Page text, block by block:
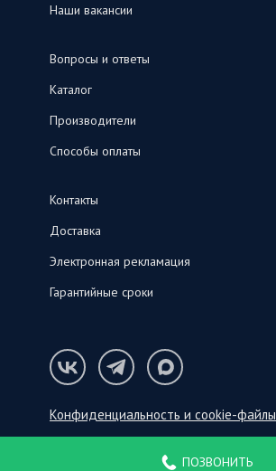
Наши вакансии
Вопросы и ответы
Каталог
Производители
Способы оплаты
Контакты
Доставка
Электронная рекламация
Гарантийные сроки
Конфиденциальность и cookie-файлы
ПОЗВОНИТЬ